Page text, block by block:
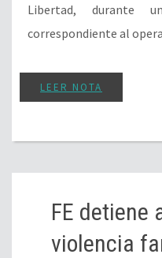
Libertad, durante
correspondiente al
LEER NOTA
FE detiene
violencia